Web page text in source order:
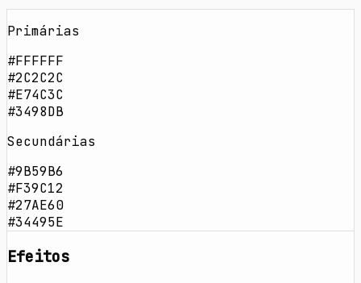
Primárias
#FFFFFF
#2C2C2C
#E74C3C
#3498DB
Secundárias
#9B59B6
#F39C12
#27AE60
#34495E
Efeitos